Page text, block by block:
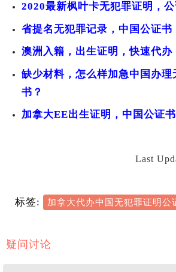
2020最新枫叶卡无犯罪证明，
省提名无犯罪记录，中国公证书
澳洲入籍，出生证明，快速代办
缺少材料，怎么样加急中国办理
书？
加拿大EE出生证明，中国公证
Last
标签: 加拿大代办中国无犯罪证明公
疑问讨论